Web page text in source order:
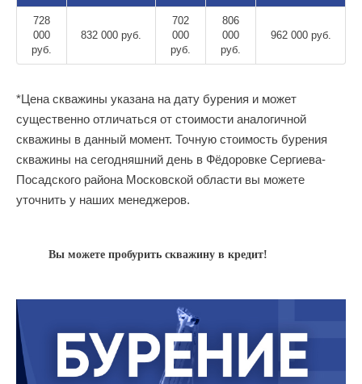
728
000
руб.
832 000 руб.
702
000
руб.
806
000
руб.
962 000 руб.
*Цена скважины указана на дату бурения и может
существенно отличаться от стоимости аналогичной
скважины в данный момент. Точную стоимость бурения
скважины на сегодняшний день в Фёдоровке Сергиева-
Посадского района Московской области вы можете
уточнить у наших менеджеров.
Вы можете пробурить скважину в кредит!